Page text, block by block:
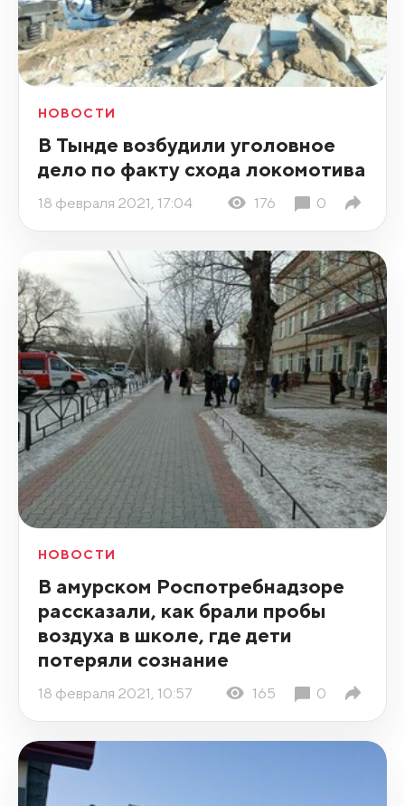
НОВОСТИ
В Тынде возбудили уголовное
дело по факту схода локомотива
18 февраля 2021, 17:04 176 0
НОВОСТИ
В амурском Роспотребнадзоре
рассказали, как брали пробы
воздуха в школе, где дети
потеряли сознание
18 февраля 2021, 10:57 165 0